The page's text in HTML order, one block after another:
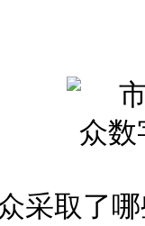
众采取了